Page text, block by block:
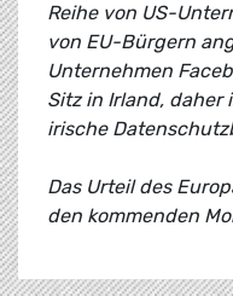
Reihe von US-
von EU-Bürgern
Unternehmen
Sitz in Irland, daher
irische
Das Urteil des
den kommenden